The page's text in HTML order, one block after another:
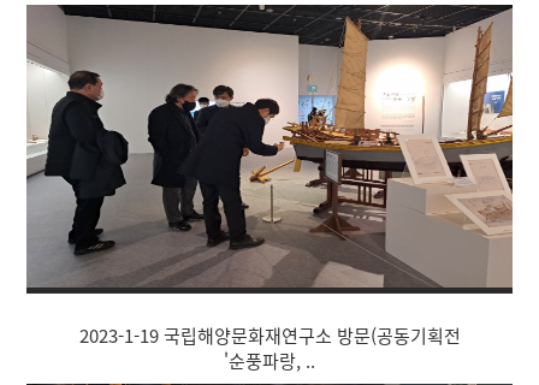
2023-1-19 국립해양문화재연구소 방문(공동기획전
'순풍파랑, ..